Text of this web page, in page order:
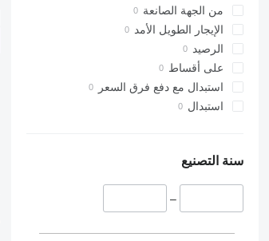
من الجهة الصانعة
الإيجار الطويل الأمد
الرصيد
على أقساط
استبدال مع دفع فرق السعر
استبدال
سنة التصنيع
–